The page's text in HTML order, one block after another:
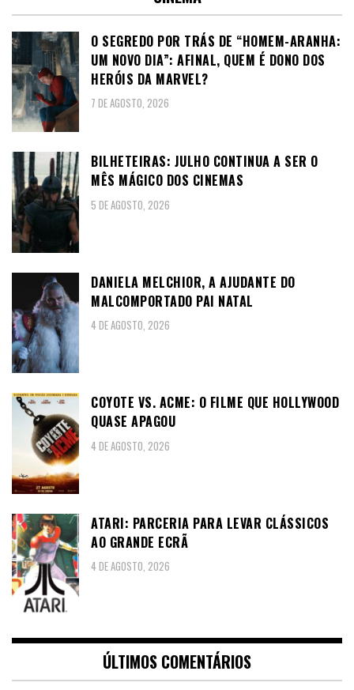
O SEGREDO POR TRÁS DE “HOMEM-ARANHA:
UM NOVO DIA”: AFINAL, QUEM É DONO DOS
HERÓIS DA MARVEL?
7 DE AGOSTO, 2026
BILHETEIRAS: JULHO CONTINUA A SER O
MÊS MÁGICO DOS CINEMAS
5 DE AGOSTO, 2026
DANIELA MELCHIOR, A AJUDANTE DO
MALCOMPORTADO PAI NATAL
4 DE AGOSTO, 2026
COYOTE VS. ACME: O FILME QUE HOLLYWOOD
QUASE APAGOU
4 DE AGOSTO, 2026
ATARI: PARCERIA PARA LEVAR CLÁSSICOS
AO GRANDE ECRÃ
4 DE AGOSTO, 2026
ÚLTIMOS COMENTÁRIOS